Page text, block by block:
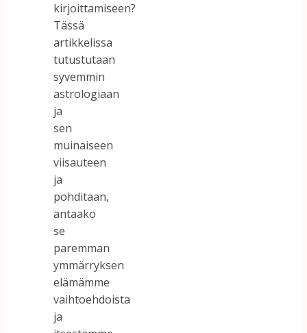
kirjoittamiseen?
Tässä
artikkelissa
tutustutaan
syvemmin
astrologiaan
ja
sen
muinaiseen
viisauteen
ja
pohditaan,
antaako
se
paremman
ymmärryksen
elämämme
vaihtoehdoista
ja